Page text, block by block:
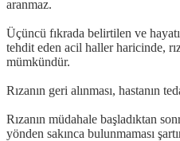
aranmaz.
Üçüncü fıkrada belirtilen ve
tehdit eden acil haller haricinde,
mümkündür.
Rızanın geri alınması, hastanın
Rızanın müdahale başladıktan
yönden sakınca bulunmaması